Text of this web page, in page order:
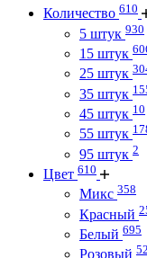
Количество 610
5 штук 930
15 штук
25 штук
35 штук
45 штук 10
55 штук
95 штук 2
Цвет 610
Микс 358
Красный
Белый 695
Розовый